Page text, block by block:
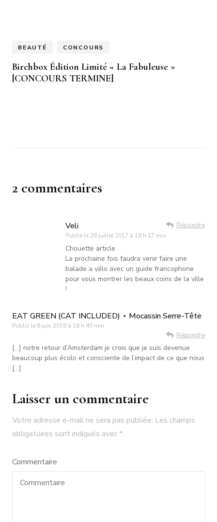
BEAUTÉ CONCOURS
Birchbox Édition Limité « La Fabuleuse »
[CONCOURS TERMINE]
2 commentaires
Veli
Publié le 28 juillet 2017 à 19 h 17 min
Répondre
Chouette article .
La prochaine fois faudra venir faire une
balade a vélo avec un guide francophone
pour vous montrer les beaux coins de la ville
!
EAT GREEN (CAT INCLUDED) ⋆ Mocassin Serre-Tête
Publié le 8 juin 2018 à 16 h 40 min
Répondre
[…] notre retour d’Amsterdam je crois que je suis devenue
beaucoup plus écolo et consciente de l’impact de ce que nous
[…]
Laisser un commentaire
Votre adresse e-mail ne sera pas publiée. Les champs
obligatoires sont indiqués avec*
Commentaire